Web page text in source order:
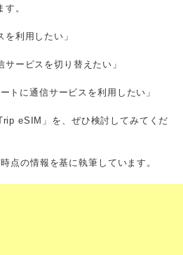
。
を利用したい」
サービスを切り替えたい」
トに通信サービスを利用したい」
eSIM」を、ぜひ検討してみてくだ
点の情報を基に執筆しています。